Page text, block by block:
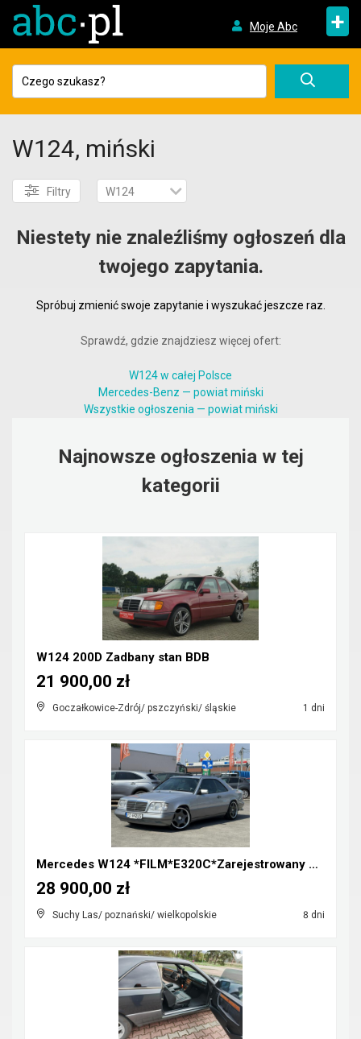
Moje Abc +
W124, miński
Filtry W124
Niestety nie znaleźliśmy ogłoszeń dla
twojego zapytania.
Spróbuj zmienić swoje zapytanie i wyszukać jeszcze raz.
Sprawdź, gdzie znajdziesz więcej ofert:
W124 w całej Polsce
Mercedes-Benz — powiat miński
Wszystkie ogłoszenia — powiat miński
Najnowsze ogłoszenia w tej
kategorii
W124 200D Zadbany stan BDB
Goczałkowice-Zdrój/ pszczyński/ śląskie 1 dni
21 900,00 zł
Mercedes W124 *FILM*E320C*Zarejestrowany w Polsce*...
Suchy Las/ poznański/ wielkopolskie 8 dni
28 900,00 zł